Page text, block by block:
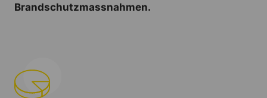
Brandschutzmassnahmen.